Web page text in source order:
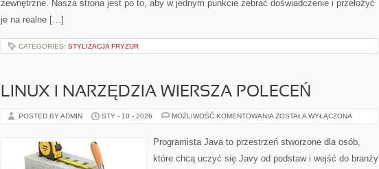
zewnętrzne. Nasza strona jest po to, aby w jednym punkcie zebrać doświadczenie i przełożyć
je na realne […]
CATEGORIES: STYLIZACJA FRYZUR
LINUX I NARZĘDZIA WIERSZA POLECEŃ
POSTED BY ADMIN STY - 10 - 2026 MOŻLIWOŚĆ KOMENTOWANIA LINUX
WIERSZA
POLECEŃ
ZOSTAŁA WYŁĄCZONA
Programista Java to przestrzeń stworzone dla osób,
które chcą uczyć się Javy od podstaw i wejść do branży